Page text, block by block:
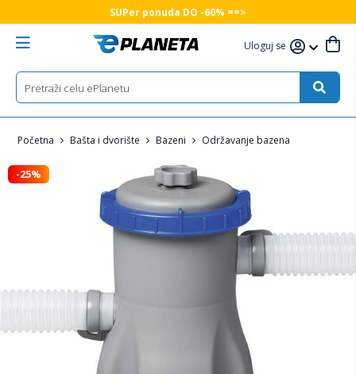
SUPer ponuda DO -60% ==>
Uloguj se
Početna Bašta i dvorište Bazeni Održavanje bazena
-25%